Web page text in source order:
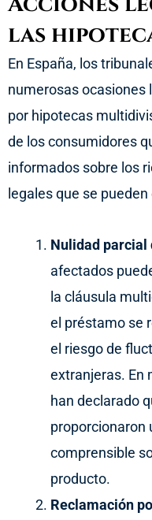
las
En España, los
numerosas ocasiones
por hipotecas
de los consumidores
informados sobre los
legales que se
Nulidad parcial
afectados
la cláusula
el préstamo se
el riesgo de
extranjeras. En
han declarado
proporcionaron
comprensible
producto.
Reclamación